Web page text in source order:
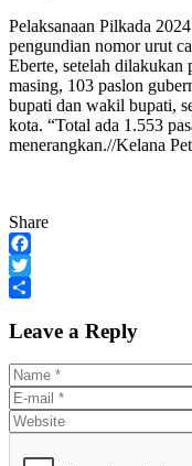
Pelaksanaan Pilkada
pengundian nomor urut
Eberte, setelah dilakukan
masing, 103 paslon
bupati dan wakil bupati,
kota. “Total ada 1.553
menerangkan.//Kelana
Share
Facebook
Twitter
Leave a Reply